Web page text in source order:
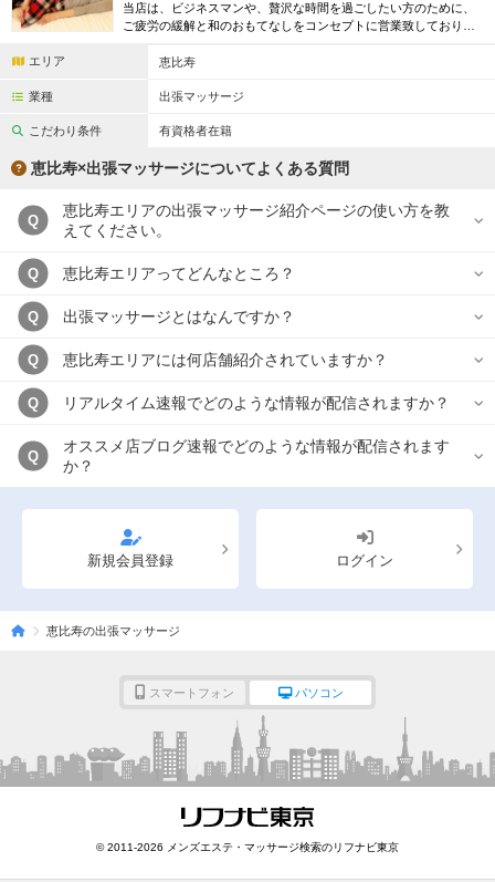
専用駐車場あり 有資格者在籍
日本人スタッフのみ
駅から徒歩5分以内
こだわり条件を変更
閉じる
当店は、ビジネスマンや、贅沢な時間を過ごしたい方のために、
ご疲労の緩解と和のおもてなしをコンセプトに営業致しておりま
る女性スタッフです。
エリア 恵比寿
業種 出張マッサージ
こだわり条件 有資格者在籍
恵比寿×出張マッサージについてよくある質問
Q
恵比寿エリアの出張マッサージ紹介ページの使い方を教
えてください。
Q 恵比寿エリアってどんなところ？
Q 出張マッサージとはなんですか？
Q 恵比寿エリアには何店舗紹介されていますか？
Q リアルタイム速報でどのような情報が配信されますか？
Q
オススメ店ブログ速報でどのような情報が配信されます
か？
新規会員登録 ログイン
恵比寿の出張マッサージ
スマートフォン パソコン
© 2011-2026 メンズエステ・マッサージ検索のリフナビ東京